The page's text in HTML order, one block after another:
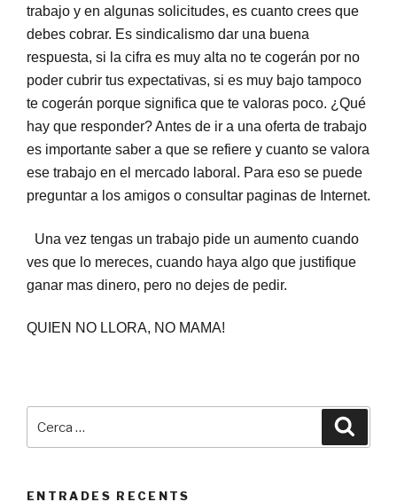
trabajo y en algunas solicitudes, es cuanto crees que
debes cobrar. Es sindicalismo dar una buena
respuesta, si la cifra es muy alta no te cogerán por no
poder cubrir tus expectativas, si es muy bajo tampoco
te cogerán porque significa que te valoras poco. ¿Qué
hay que responder? Antes de ir a una oferta de trabajo
es importante saber a que se refiere y cuanto se valora
ese trabajo en el mercado laboral. Para eso se puede
preguntar a los amigos o consultar paginas de Internet.
Una vez tengas un trabajo pide un aumento cuando
ves que lo mereces, cuando haya algo que justifique
ganar mas dinero, pero no dejes de pedir.
QUIEN NO LLORA, NO MAMA!
ENTRADES RECENTS